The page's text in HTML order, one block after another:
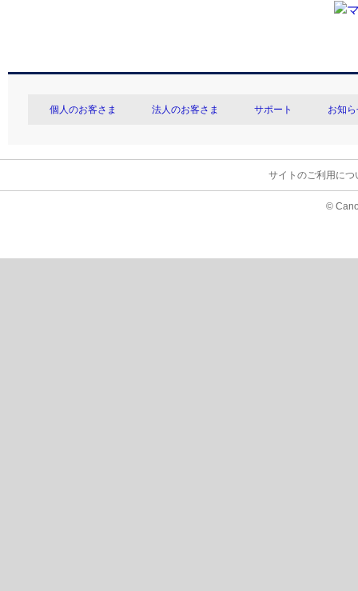
個人のお客さま 法人のお客さま サポート お知
サイトのご利用につ
©